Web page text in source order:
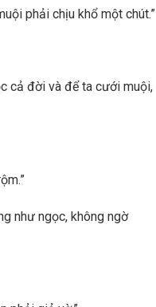
phải chịu khổ một chút.”
cả đời và để ta cưới muội,
như ngọc, không ngờ